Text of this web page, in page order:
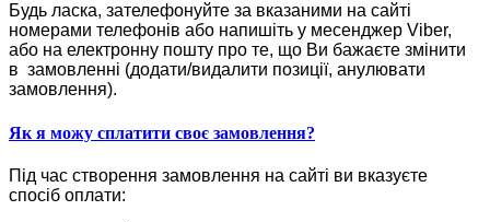
Будь ласка, зателефонуйте за вказаними на сайті
номерами телефонів або напишіть у месенджер Viber,
або на електронну пошту про те, що Ви бажаєте змінити
в замовленні (додати/видалити позиції, анулювати
замовлення).
Як я можу сплатити своє замовлення?
Під час створення замовлення на сайті ви вказуєте
спосіб оплати: